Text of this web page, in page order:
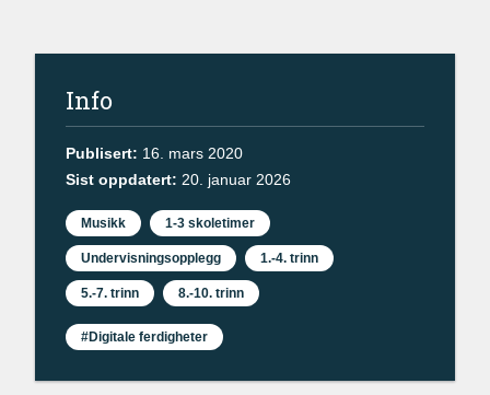
Info
Publisert: 16. mars 2020
Sist oppdatert: 20. januar 2026
Musikk 1-3 skoletimer
Undervisningsopplegg 1.-4. trinn
5.-7. trinn 8.-10. trinn
#Digitale ferdigheter